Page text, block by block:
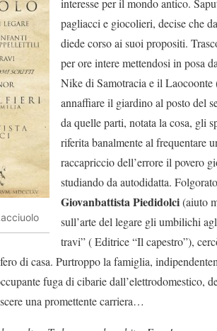
interesse per il mondo antico.
pagliacci e giocolieri, decise che
diede corso ai suoi propositi.
per ore intere mettendosi in posa
Nike di Samotracia e il Laocoonte
annaffiare il giardino al posto del
da quelle parti, notata la cosa, gli
riferita banalmente al frequentare
raccapriccio dell’errore il povero
studiando da autodidatta.
Giovanbattista Piedidolci(aiuto
sull’arte del legare gli umbilichi
travi” ( Editrice “Il capestro”),
di casa. Purtroppo la famiglia,
fuga di cibarie dall’elettrodomestico,
una promettente carriera…